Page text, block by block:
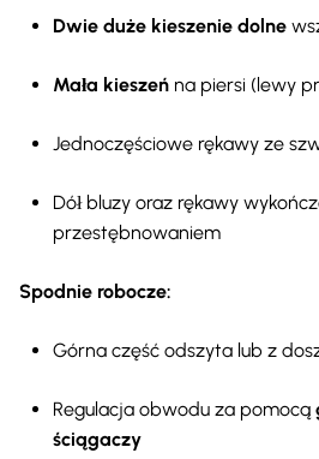
Dwie duże kieszenie dolne
Mała kieszeń na piersi (lewy
Jednoczęściowe rękawy ze
Dół bluzy oraz rękawy
przestębnowaniem
Spodnie robocze:
Górna część odszyta lub z
Regulacja obwodu za pomocą
ściągaczy